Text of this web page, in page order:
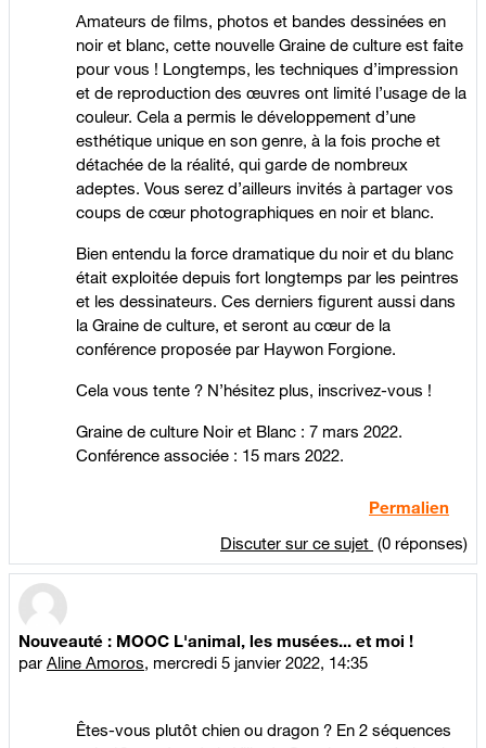
Amateurs de films, photos et bandes dessinées en
noir et blanc, cette nouvelle Graine de culture est faite
pour vous ! Longtemps, les techniques d’impression
et de reproduction des œuvres ont limité l’usage de la
couleur. Cela a permis le développement d’une
esthétique unique en son genre, à la fois proche et
détachée de la réalité, qui garde de nombreux
adeptes. Vous serez d’ailleurs invités à partager vos
coups de cœur photographiques en noir et blanc.
Bien entendu la force dramatique du noir et du blanc
était exploitée depuis fort longtemps par les peintres
et les dessinateurs. Ces derniers figurent aussi dans
la Graine de culture, et seront au cœur de la
conférence proposée par Haywon Forgione.
Cela vous tente ? N’hésitez plus, inscrivez-vous !
Graine de culture Noir et Blanc : 7 mars 2022.
Conférence associée : 15 mars 2022.
Permalien
Discuter sur ce sujet (0 réponses)
Nouveauté : MOOC L'animal, les musées... et moi !
par Aline Amoros, mercredi 5 janvier 2022, 14:35
Êtes-vous plutôt chien ou dragon ? En 2 séquences